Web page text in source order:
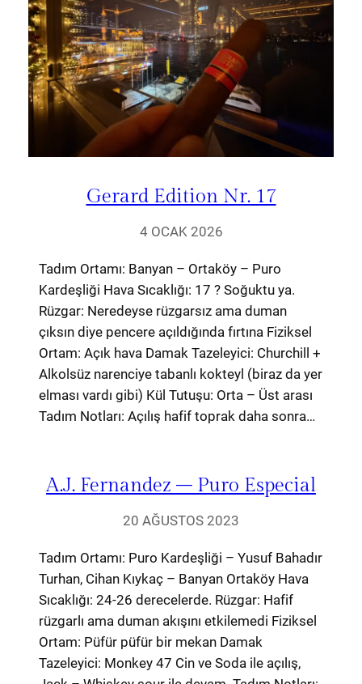
Gerard Edition Nr. 17
4 OCAK 2026
Tadım Ortamı: Banyan – Ortaköy – Puro
Kardeşliği Hava Sıcaklığı: 17 ? Soğuktu ya.
Rüzgar: Neredeyse rüzgarsız ama duman
çıksın diye pencere açıldığında fırtına Fiziksel
Ortam: Açık hava Damak Tazeleyici: Churchill +
Alkolsüz narenciye tabanlı kokteyl (biraz da yer
elması vardı gibi) Kül Tutuşu: Orta – Üst arası
Tadım Notları: Açılış hafif toprak daha sonra…
A.J. Fernandez – Puro Especial
20 AĞUSTOS 2023
Tadım Ortamı: Puro Kardeşliği – Yusuf Bahadır
Turhan, Cihan Kıykaç – Banyan Ortaköy Hava
Sıcaklığı: 24-26 derecelerde. Rüzgar: Hafif
rüzgarlı ama duman akışını etkilemedi Fiziksel
Ortam: Püfür püfür bir mekan Damak
Tazeleyici: Monkey 47 Cin ve Soda ile açılış,